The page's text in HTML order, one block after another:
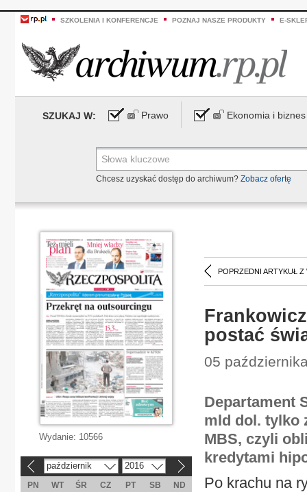
SZKOLENIA I KONFERENCJE POZNAJ NASZE PRODUKTY E-
SZUKAJ W: Prawo Ekonomia i biznes
Chcesz uzyskać dostęp do archiwum? Zobacz ofertę
POPRZEDNI ARTYKUŁ Z
postać
05
Departament
mld dol. tylko
MBS, czyli
kredytami
Po krachu na
Wydanie: 10566
październik 2016
PN WT ŚR CZ PT SB
ND